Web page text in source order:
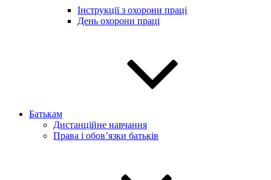
Інструкції з охорони праці
День охорони праці
Батькам
Дистанційне навчання
Права і обов’язки батьків